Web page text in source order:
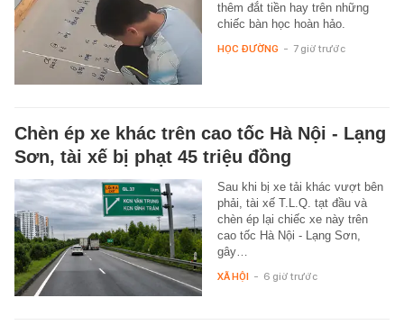
thêm đắt tiền hay trên những
chiếc bàn học hoàn hảo.
HỌC ĐƯỜNG - 7 giờ trước
Chèn ép xe khác trên cao tốc Hà Nội - Lạng
Sơn, tài xế bị phạt 45 triệu đồng
Sau khi bị xe tải khác vượt bên
phải, tài xế T.L.Q. tạt đầu và
chèn ép lại chiếc xe này trên
cao tốc Hà Nội - Lạng Sơn,
gây…
XÃ HỘI - 6 giờ trước